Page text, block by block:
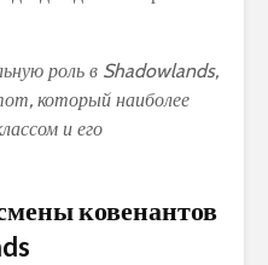
роль в Shadowlands,
который наиболее
и его
ковенантов